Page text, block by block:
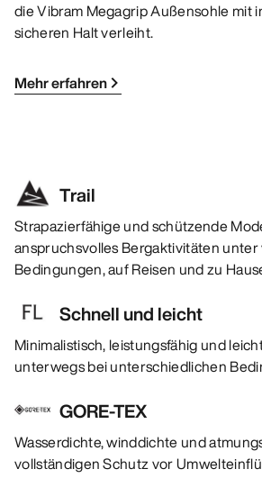
die Vibram Megagrip Außensohle mit
sicheren Halt verleiht.
Mehr erfahren
Trail
Strapazierfähige und schützende
anspruchsvolles Bergaktivitäten
Bedingungen, auf Reisen und zu
Schnell und leicht
Minimalistisch, leistungsfähig und
unterwegs bei unterschiedlichen
GORE-TEX
Wasserdichte, winddichte und
vollständigen Schutz vor